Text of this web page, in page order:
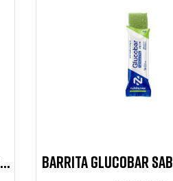
BARRITA GLUCOBAR